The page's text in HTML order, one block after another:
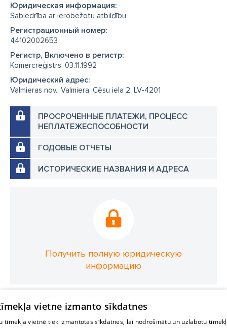
Юридическая информация:
Sabiedrība ar ierobežotu atbildību
Регистрационный номер:
44102002653
Регистр, Включено в регистр:
Komercreģistrs, 03.11.1992
Юридический адрес:
Valmieras nov., Valmiera, Cēsu iela 2, LV-4201
ПРОСРОЧЕННЫЕ ПЛАТЕЖИ, ПРОЦЕСС
НЕПЛАТЕЖЕСПОСОБНОСТИ
ГОДОВЫЕ ОТЧЕТЫ
ИСТОРИЧЕСКИЕ НАЗВАНИЯ И АДРЕСА
Получить полную юридическую
информацию
vietne izmanto sīkdatnes
tīmekļa vietnē tiek izmantotas sīkdatnes, lai nodrošinātu un uzlabotu